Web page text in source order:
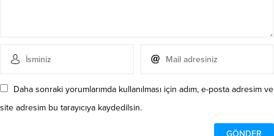
Daha sonraki yorumlarımda kullanılması için adım, e-posta adresim ve
site adresim bu tarayıcıya kaydedilsin.